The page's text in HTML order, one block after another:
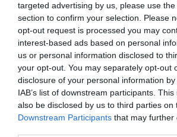
targeted advertising by us, please use
section to confirm your selection. Please
opt-out request is processed you may
interest-based ads based on personal
us or personal information disclosed to
your opt-out. You may separately opt-out
disclosure of your personal information
IAB’s list of downstream participants.
also be disclosed by us to third parties on
Downstream Participants that may further
Kurier - Wpłata na konto (przelew),
Paczkomat - Wpłata na Konto,
Kurier, Paczkomat - Przesyłka
15 PLN
Grenke Leasing - raty: 0 PLN
Dokładny koszt wysyłki zostanie
Państwa na bieżąco w trakcie
zależności od ilości i rozmiarów towaru.